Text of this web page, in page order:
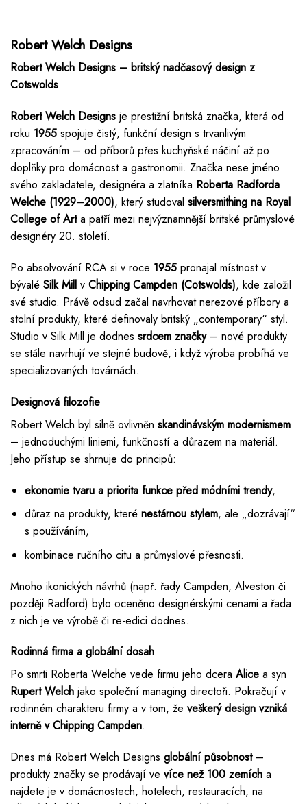
Robert Welch Designs
Robert Welch Designs – britský nadčasový design z
Cotswolds
Robert Welch Designs je prestižní britská značka, která od
roku 1955 spojuje čistý, funkční design s trvanlivým
zpracováním – od příborů přes kuchyňské náčiní až po
doplňky pro domácnost a gastronomii. Značka nese jméno
svého zakladatele, designéra a zlatníka Roberta Radforda
Welche (1929–2000), který studoval silversmithing na Royal
College of Arta patří mezi nejvýznamnější britské průmyslové
designéry 20. století.
Po absolvování RCA si v roce 1955 pronajal místnost v
bývalé Silk Mill v Chipping Campden (Cotswolds), kde založil
své studio. Právě odsud začal navrhovat nerezové příbory a
stolní produkty, které definovaly britský „contemporary“ styl.
Studio v Silk Mill je dodnes srdcem značky– nové produkty
se stále navrhují ve stejné budově, i když výroba probíhá ve
specializovaných továrnách.
Designová filozofie
Robert Welch byl silně ovlivněn skandinávským modernismem
– jednoduchými liniemi, funkčností a důrazem na materiál.
Jeho přístup se shrnuje do principů:
ekonomie tvaru a priorita funkce před módními trendy,
důraz na produkty, které nestárnou stylem, ale „dozrávají“
s používáním,
kombinace ručního citu a průmyslové přesnosti.
Mnoho ikonických návrhů (např. řady Campden, Alveston či
později Radford) bylo oceněno designérskými cenami a řada
z nich je ve výrobě či re-edici dodnes.
Rodinná firma a globální dosah
Po smrti Roberta Welche vede firmu jeho dcera Alice a syn
Rupert Welch jako společní managing directoři. Pokračují v
rodinném charakteru firmy a v tom, že veškerý design vzniká
interně v Chipping Campden.
Dnes má Robert Welch Designs globální působnost–
produkty značky se prodávají ve více než 100 zemích a
najdete je v domácnostech, hotelech, restauracích, na